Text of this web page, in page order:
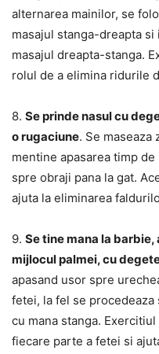
alternarea mainilor, se
masajul stanga-dreapta
masajul dreapta-stanga.
rolul de a elimina ridurile
8. Se prinde nasul cu
o rugaciune. Se maseaza
mentine apasarea timp
spre obraji pana la gat.
ajuta la eliminarea
9. Se tine mana la
mijlocul palmei, cu
apasand usor spre
fetei, la fel se
cu mana stanga.
fiecare parte a fetei si